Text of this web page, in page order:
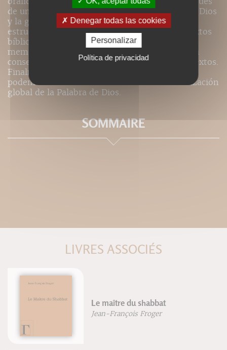
de un estudio de la relación entre la Palabra de Dios
y la globalidad del gesto, el autor describe las
estructuras de oralidad que subyacen en los textos
bíblicos, y que permiten, no solamente
memorizarlos con todo el cuerpo, sino también
conseguir una inteligencia renovada de estos textos.
Finalmente, muestra qué frutos espirituales
podemos alcanzar con este retorno a la emorización
global de la Palabra de Dios.
SOMMAIRE
LIVRES ASSOCIÉS
Le maître du shabbat
Jean-François Froger
Denegar todas las cookies
Personalizar
Política de privacidad